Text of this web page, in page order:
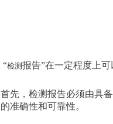
“检测 报告”在一定程度上
首先，检测报告必须由具
的准确性和可靠性。